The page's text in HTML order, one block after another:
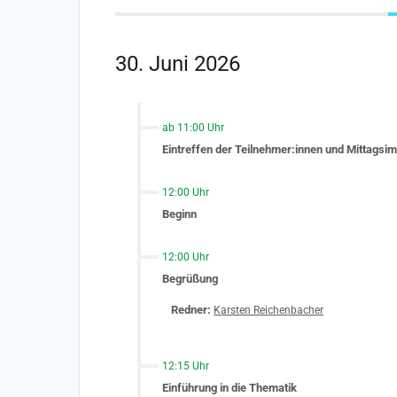
30. Juni 2026
ab 11:00 Uhr
Eintreffen der Teilnehmer:innen und
12:00 Uhr
Beginn
12:00 Uhr
Begrüßung
Redner: Karsten Reichenbacher
12:15 Uhr
Einführung in die Thematik